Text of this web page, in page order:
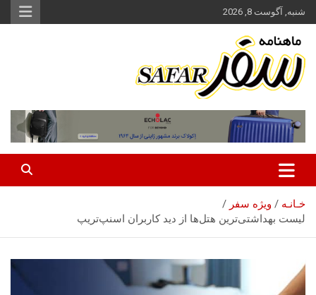
محتوا
بروید
شنبه, آگوست 8, 2026
سفر آنلاین
خـانـه
ویژه سفر
لیست بهداشتی‌ترین هتل‌ها از دید کاربران اسنپ‌تریپ